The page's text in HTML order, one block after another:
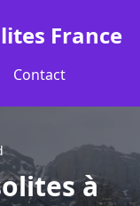
France
Contact
à